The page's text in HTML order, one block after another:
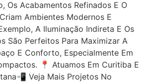
Os Acabamentos Refinados E O
Ambientes Modernos E
A Iluminação Indireta E Os
São Perfeitos Para Maximizar A
E Conforto, Especialmente Em
📍 Atuamos Em Curitiba E
Veja Mais Projetos No